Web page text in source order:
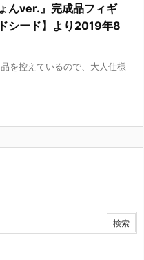
んver.』完成品フィギ
シード】より2019年8
を控えているので、大人仕様